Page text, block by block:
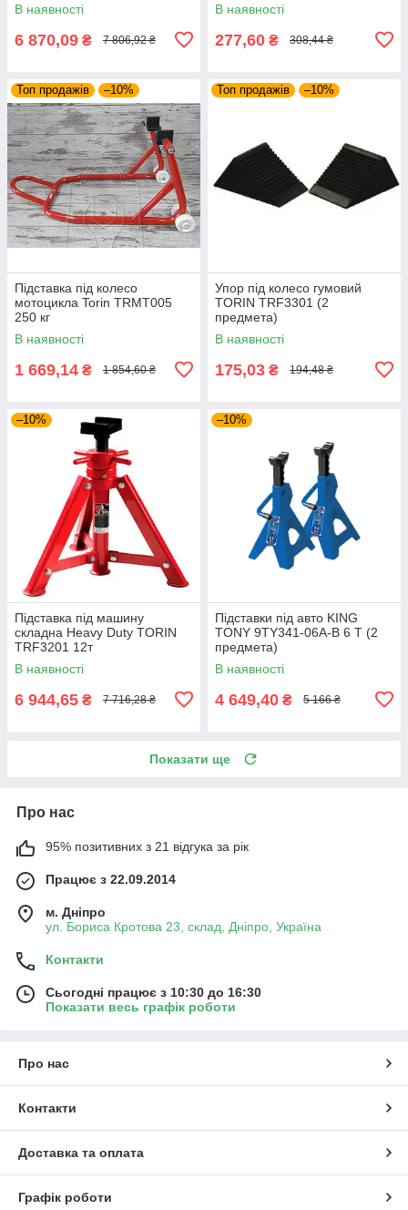
В наявності
6 870,09 ₴ 7 806,92 ₴
В наявності
277,60 ₴ 308,44 ₴
Топ продажів –10%
Підставка під колесо
мотоцикла Torin TRMT005
250 кг
В наявності
1 669,14 ₴ 1 854,60 ₴
Топ продажів –10%
Упор під колесо гумовий
TORIN TRF3301 (2
предмета)
В наявності
175,03 ₴ 194,48 ₴
–10%
Підставка під машину
складна Heavy Duty TORIN
TRF3201 12т
В наявності
6 944,65 ₴ 7 716,28 ₴
–10%
Підставки під авто KING
TONY 9TY341-06A-B 6 Т (2
предмета)
В наявності
4 649,40 ₴ 5 166 ₴
Показати ще
Про нас
95% позитивних з 21 відгука за рік
Працює з 22.09.2014
м. Дніпро
ул. Бориса Кротова 23, склад, Дніпро, Україна
Контакти
Сьогодні працює з 10:30 до 16:30
Показати весь графік роботи
Про нас
Контакти
Доставка та оплата
Графік роботи